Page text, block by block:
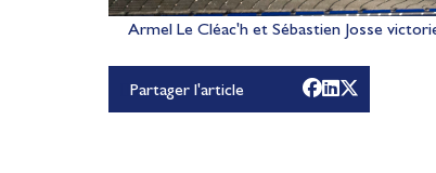
Armel Le Cléac'h et Sébastien Josse
Partager l'article